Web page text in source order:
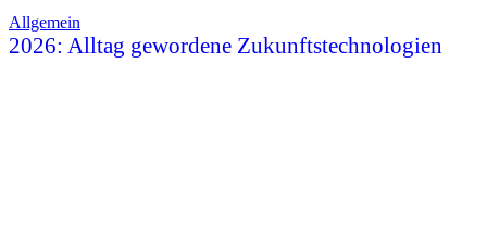
Allgemein
2026: Alltag gewordene Zukunftstechnologien